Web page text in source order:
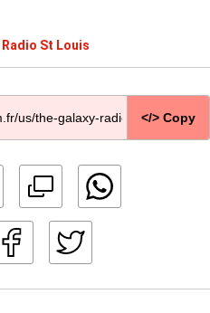
Radio St Louis
</> Copy